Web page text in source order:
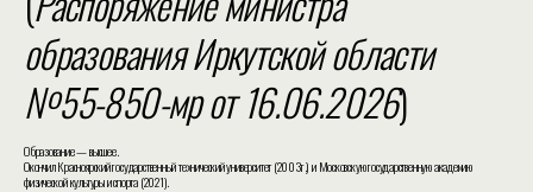
образования Иркутской области
№55-850-мр от 16.06.2026)
Образование — высшее.
Окончил Красноярский государственный технический университет (2003г.) и Московскую государственную академию
физической культуры и спорта (2021).